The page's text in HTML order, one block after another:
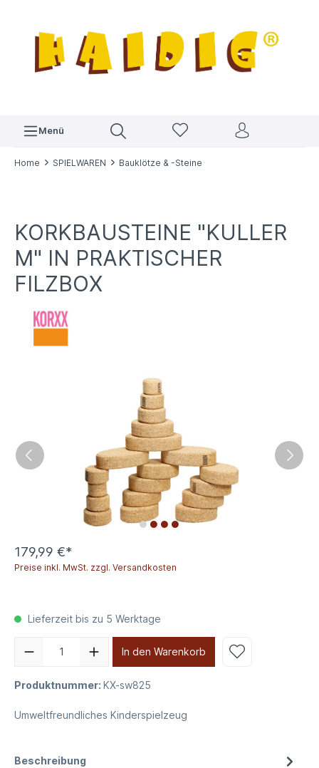
Menü
Home SPIELWAREN Bauklötze & -Steine
KORKBAUSTEINE "KULLER
M" IN PRAKTISCHER
FILZBOX
179,99 €*
Preise inkl. MwSt. zzgl. Versandkosten
Lieferzeit bis zu 5 Werktage
In den Warenkorb
Produktnummer: KX-sw825
Umweltfreundliches Kinderspielzeug
Beschreibung